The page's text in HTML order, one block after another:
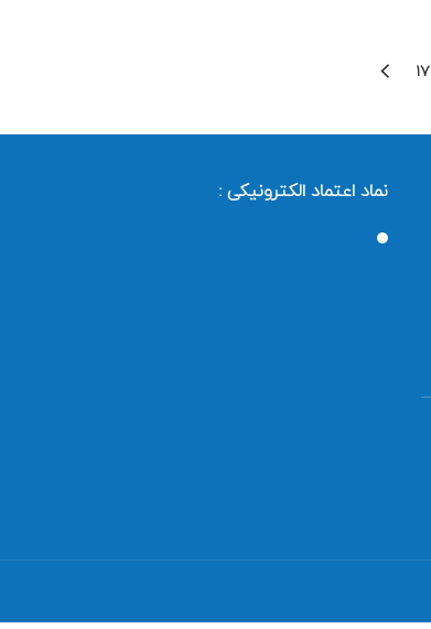
۱۷
نماد اعتماد الکترونیکی :